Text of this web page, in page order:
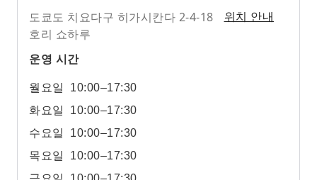
도쿄도 치요다구 히가시칸다 2-4-18
호리 쇼하루
위치 안내
운영 시간
월요일
10:00–17:30
화요일
10:00–17:30
수요일
10:00–17:30
목요일
10:00–17:30